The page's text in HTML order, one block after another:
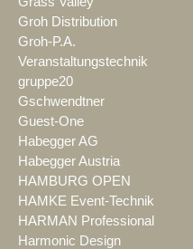
Groh Distribution
Groh-P.A.
Veranstaltungstechnik
gruppe20
Gschwendtner
Guest-One
Habegger AG
Habegger Austria
HAMBURG OPEN
HAMKE Event-Technik
HARMAN Professional
Harmonic Design